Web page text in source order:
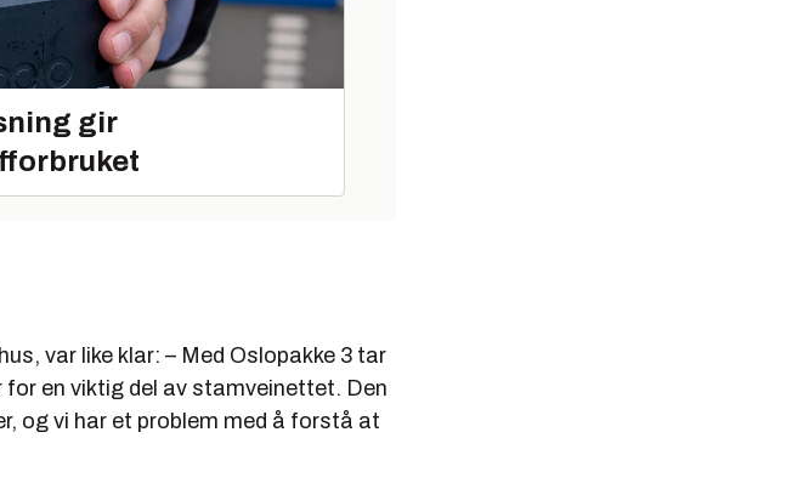
gir
var like klar: – Med Oslopakke 3 tar
en viktig del av stamveinettet. Den
og vi har et problem med å forstå at